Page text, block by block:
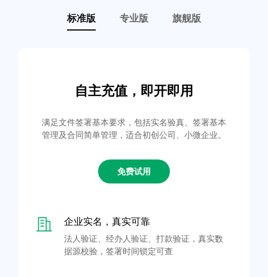
标准版 专业版 旗舰版
自主充值，即开即用
满足文件签署基本要求，包括实名验真、签署基本
管理及合同简单管理，适合初创公司、小微企业。
免费试用
企业实名，真实可靠
法人验证、经办人验证、打款验证，真实数
据源校验，签署时间锁定可查